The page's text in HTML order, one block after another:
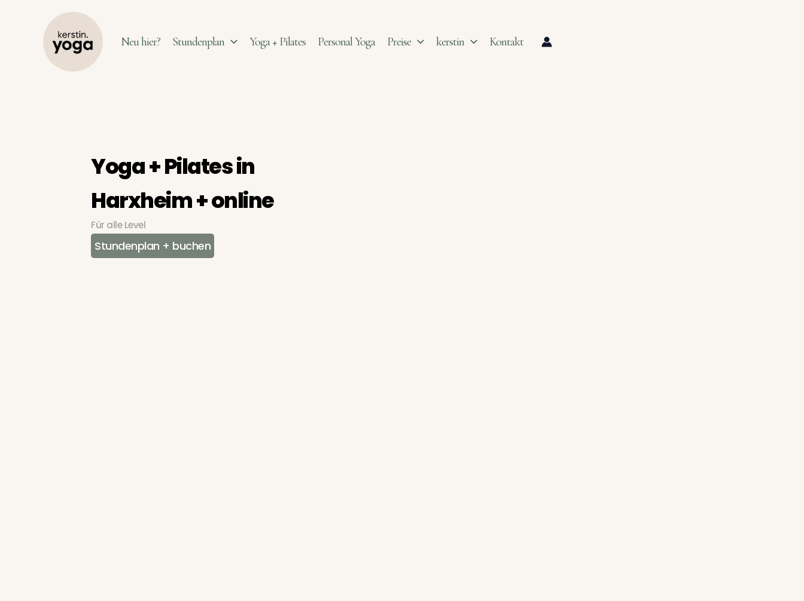
Neu hier? Stundenplan Yoga + Pilates Personal Yoga Preise kerstin Kontakt
Yoga + Pilates in
Harxheim + online
Für alle Level
Stundenplan + buchen